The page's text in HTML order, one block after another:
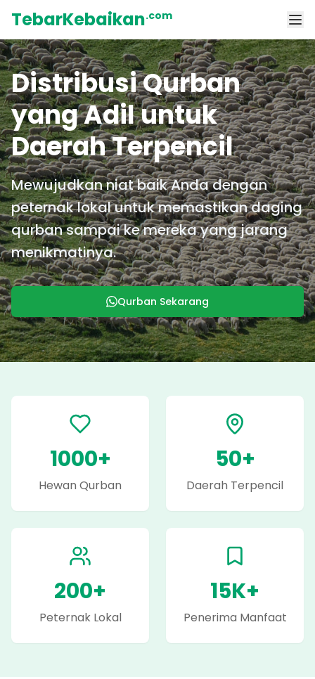
TebarKebaikan.com
Distribusi Qurban
yang Adil untuk
Daerah Terpencil
Mewujudkan niat baik Anda dengan
peternak lokal untuk memastikan daging
qurban sampai ke mereka yang jarang
menikmatinya.
Qurban Sekarang
1000+
Hewan Qurban
50+
Daerah Terpencil
200+
Peternak Lokal
15K+
Penerima Manfaat